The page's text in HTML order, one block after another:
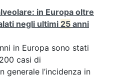
in Europa oltre
negli ultimi 25 anni
in Europa sono stati
casi di
generale l’incidenza in